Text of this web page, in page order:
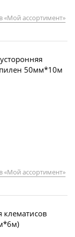
в «Мой ассортимент»
50мм*10м
в «Мой ассортимент»
клематисов